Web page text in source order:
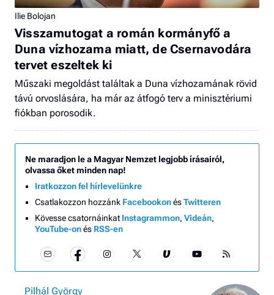
Ilie Bolojan
Visszamutogat a román kormányfő a
Duna vízhozama miatt, de Csernavodára
tervet eszeltek ki
Műszaki megoldást találtak a Duna vízhozamának rövid
távú orvoslására, ha már az átfogó terv a minisztériumi
fiókban porosodik.
Ne maradjon le a Magyar Nemzet legjobb írásairól,
olvassa őket minden nap!
Iratkozzon fel hírlevelünkre
Csatlakozzon hozzánk FacebookonésTwitteren
Kövesse csatornáinkat Instagrammon, Videán,
YouTube-onés RSS-en
Pilhál György